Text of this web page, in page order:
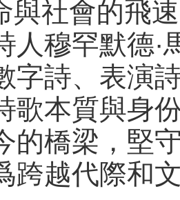
與社會的飛
人穆罕默德
字詩、表演
歌本質與身
的橋梁，堅
跨越代際和